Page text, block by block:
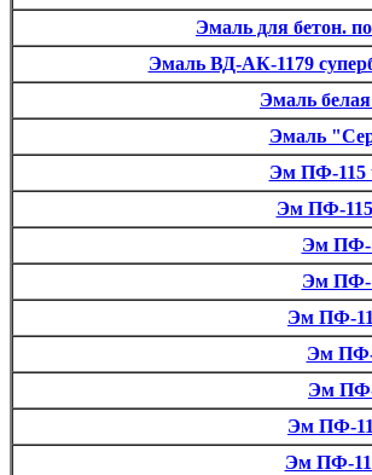
Эмаль для бетон.
Эмаль ВД-АК-1179
Эмаль
Эмаль
Эм ПФ-115
Эм ПФ-115
Эм ПФ-
Эм ПФ-
Эм ПФ-
Эм ПФ-
Эм ПФ-
Эм ПФ-
Эм ПФ-